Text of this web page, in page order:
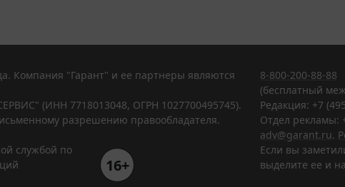
Компания "Гарант" и ее партнеры являются
(ИНН 7718013048, ОГРН 1027700495745).
разрешению правообладателя.
службой по
16+
8-800-200-88-88
(бесплатный
Редакция: +7
Отдел рекламы:
adv@garant.ru.
Если вы
выделите ее и